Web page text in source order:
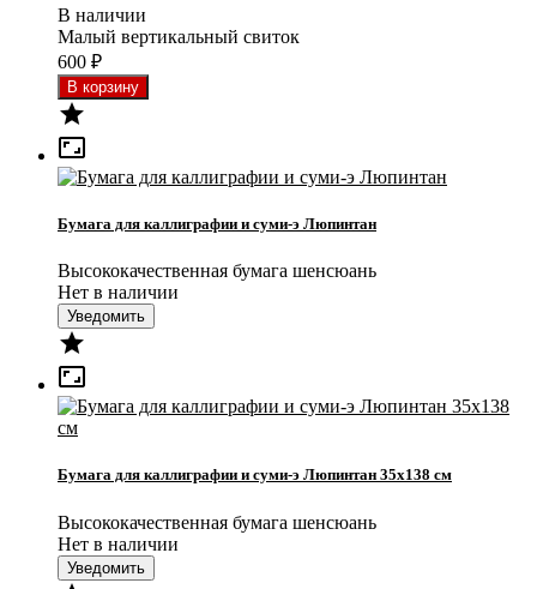
В наличии
Малый вертикальный свиток
600 ₽


Бумага для каллиграфии и суми-э Люпинтан
Высококачественная бумага шенсюань
Нет в наличии
Уведомить


Бумага для каллиграфии и суми-э Люпинтан 35x138 см
Высококачественная бумага шенсюань
Нет в наличии
Уведомить